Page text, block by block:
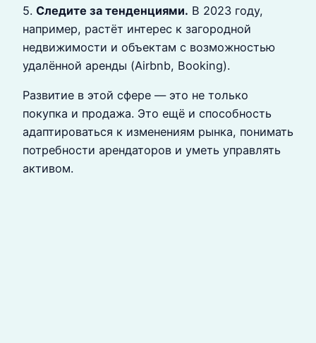
5. Следите за тенденциями. В 2023 году,
например, растёт интерес к загородной
недвижимости и объектам с возможностью
удалённой аренды (Airbnb, Booking).
Развитие в этой сфере — это не только
покупка и продажа. Это ещё и способность
адаптироваться к изменениям рынка, понимать
потребности арендаторов и уметь управлять
активом.